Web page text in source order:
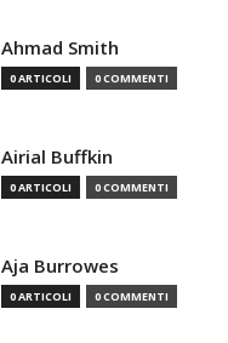
Ahmad Smith
0 ARTICOLI 0 COMMENTI
Airial Buffkin
0 ARTICOLI 0 COMMENTI
Aja Burrowes
0 ARTICOLI 0 COMMENTI